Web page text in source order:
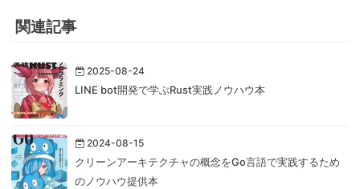
関連記事
2025-08-24
LINE bot開発で学ぶRust実践ノウハウ本
2024-08-15
クリーンアーキテクチャの概念をGo言語で実践するため
のノウハウ提供本